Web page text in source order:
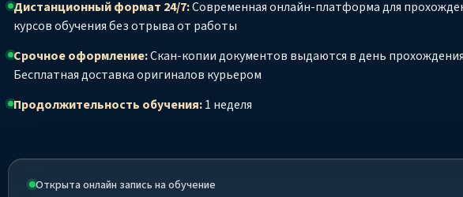
Дистанционный формат 24/7:Современная онлайн-платформа для
курсов обучения без отрыва от работы
Срочное оформление:Скан-копии документов выдаются в день
Бесплатная доставка оригиналов курьером
Продолжительность обучения:1 неделя
Открыта онлайн запись на обучение